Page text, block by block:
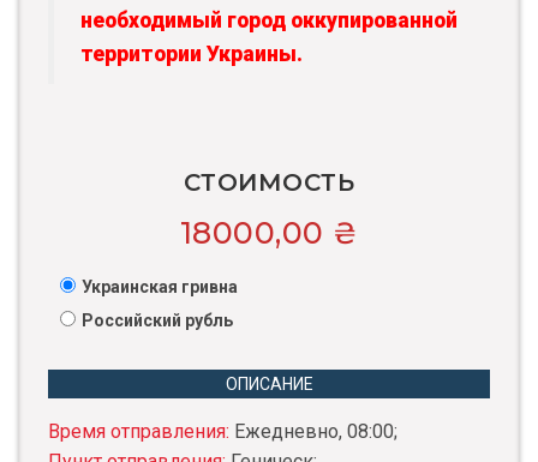
необходимый город оккупированной
территории Украины.
СТОИМОСТЬ
18000,00 ₴
Украинская гривна
Российский рубль
ОПИСАНИЕ
Время отправления: Ежедневно, 08:00;